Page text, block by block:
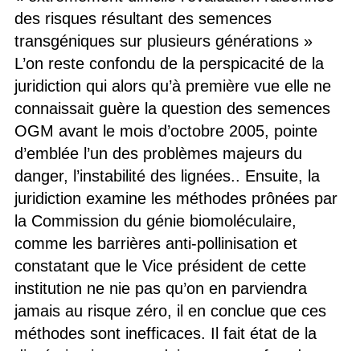
des risques résultant des semences
transgéniques sur plusieurs générations »
L’on reste confondu de la perspicacité de la
juridiction qui alors qu’à première vue elle ne
connaissait guère la question des semences
OGM avant le mois d’octobre 2005, pointe
d’emblée l’un des problèmes majeurs du
danger, l’instabilité des lignées.. Ensuite, la
juridiction examine les méthodes prônées par
la Commission du génie biomoléculaire,
comme les barrières anti-pollinisation et
constatant que le Vice président de cette
institution ne nie pas qu’on en parviendra
jamais au risque zéro, il en conclue que ces
méthodes sont inefficaces. Il fait état de la